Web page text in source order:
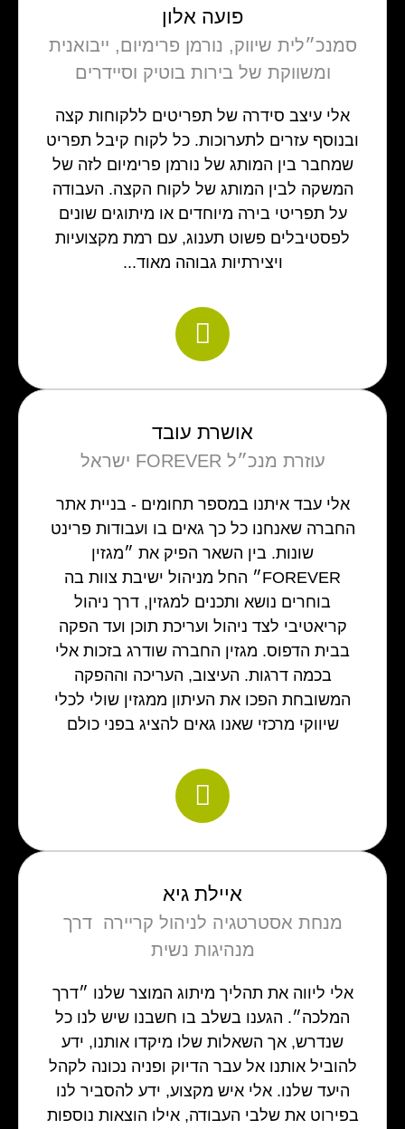
פועה אלון
סמנכ״לית שיווק, נורמן פרימיום, ייבואנית
ומשווקת של בירות בוטיק וסיידרים
אלי עיצב סידרה של תפריטים ללקוחות קצה
ובנוסף עזרים לתערוכות. כל לקוח קיבל תפריט
שמחבר בין המותג של נורמן פרימיום לזה של
המשקה לבין המותג של לקוח הקצה. העבודה
על תפריטי בירה מיוחדים או מיתוגים שונים
לפסטיבלים פשוט תענוג, עם רמת מקצועיות
ויצירתיות גבוהה מאוד...
אושרת עובד
עוזרת מנכ״ל FOREVER ישראל
אלי עבד איתנו במספר תחומים - בניית אתר
החברה שאנחנו כל כך גאים בו ועבודות פרינט
שונות. בין השאר הפיק את ״מגזין
FOREVER״ החל מניהול ישיבת צוות בה
בוחרים נושא ותכנים למגזין, דרך ניהול
קריאטיבי לצד ניהול ועריכת תוכן ועד הפקה
בבית הדפוס. מגזין החברה שודרג בזכות אלי
בכמה דרגות. העיצוב, העריכה וההפקה
המשובחת הפכו את העיתון ממגזין שולי לכלי
שיווקי מרכזי שאנו גאים להציג בפני כולם
איילת גיא
‬מנהיגות‭ ‬נשית
אלי ליווה את תהליך מיתוג המוצר שלנו ״דרך
המלכה״. הגענו בשלב בו חשבנו שיש לנו כל
שנדרש, אך השאלות שלו מיקדו אותנו, ידע
להוביל אותנו אל עבר הדיוק ופניה נכונה לקהל
היעד שלנו. אלי איש מקצוע, ידע להסביר לנו
בפירוט את שלבי העבודה, אילו הוצאות נוספות